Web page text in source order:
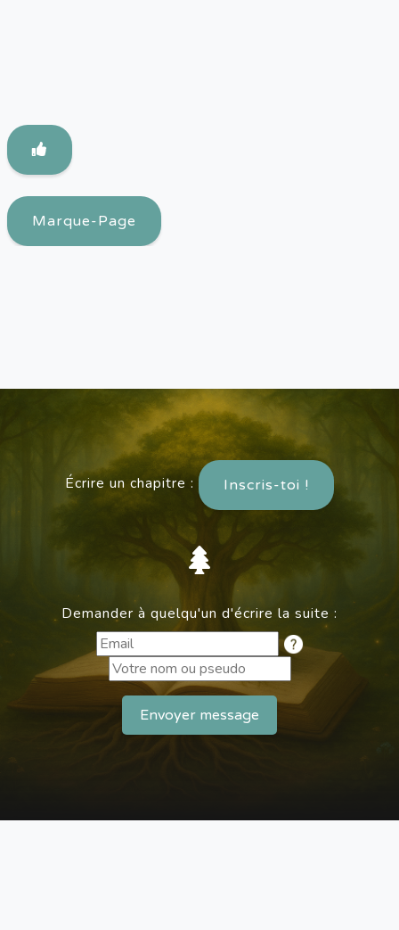
Marque-Page
Écrire un chapitre : Inscris-toi !
Demander à quelqu'un d'écrire la suite :
Envoyer message